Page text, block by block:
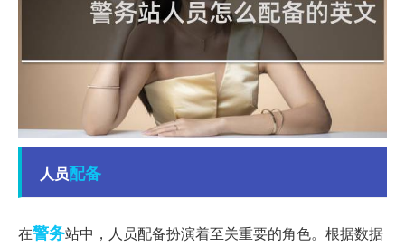
人员配备
在警务站中，人员配备扮演着至关重要的角色。根据数据